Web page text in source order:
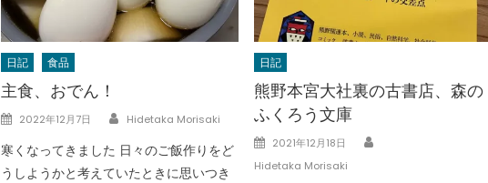
日記 食品
主食、おでん！
Posted
2022年12月7日 Author
Hidetaka Morisaki
寒くなってきました 日々のご飯作りをど
うしようかと考えていたときに思いつき
日記
熊野本宮大社裏の古書店、森の
ふくろう文庫
Posted
on
2021年12月18日
Hidetaka Morisaki